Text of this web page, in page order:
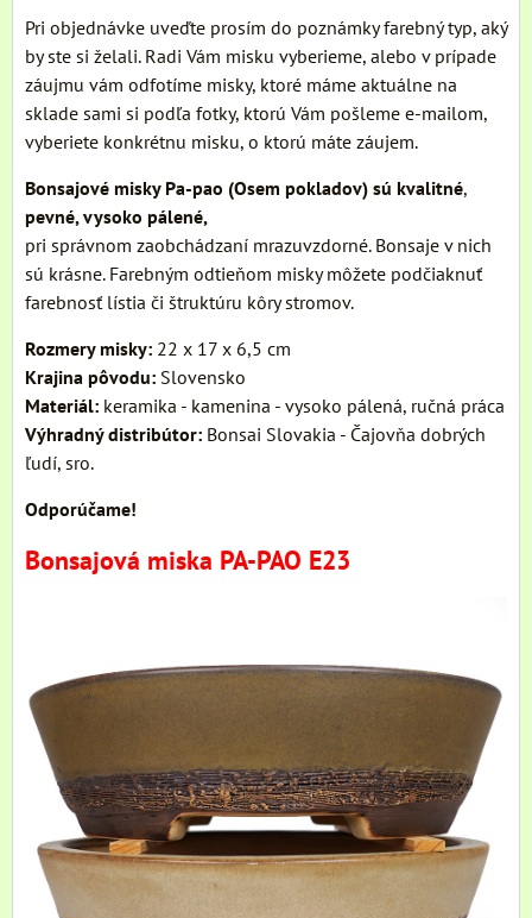
Pri objednávke uveďte prosím do poznámky farebný typ, aký
by ste si želali. Radi Vám misku vyberieme, alebo v prípade
záujmu vám odfotíme misky, ktoré máme aktuálne na
sklade sami si podľa fotky, ktorú Vám pošleme e-mailom,
vyberiete konkrétnu misku, o ktorú máte záujem.
Bonsajové misky Pa-pao (Osem pokladov) sú kvalitné,
pevné, vysoko pálené,
pri správnom zaobchádzaní mrazuvzdorné. Bonsaje v nich
sú krásne. Farebným odtieňom misky môžete podčiaknuť
farebnosť lístia či štruktúru kôry stromov.
Rozmery misky: 22 x 17 x 6,5 cm
Krajina pôvodu: Slovensko
Materiál: keramika - kamenina - vysoko pálená, ručná práca
Výhradný distribútor: Bonsai Slovakia - Čajovňa dobrých
ľudí, sro.
Odporúčame!
Bonsajová miska PA-PAO E23